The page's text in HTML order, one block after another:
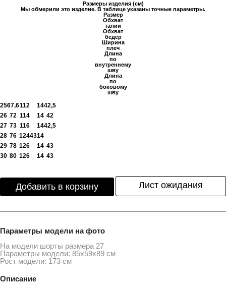
Размеры изделия (см)
Мы обмерили это изделие. В таблице указаны точные параметры.
Размер
Обхват
талии
Обхват
бедер
Ширина
плеч
Длина
по
внутреннему
шву
Длина
по
боковому
шву
2567,6112 1442,5
26 72 114 14 42
27 73 116 1442,5
28 76 1244314
29 78 126 14 43
30 80 126 14 43
Добавить в корзину Лист ожидания
Параметры модели на фото
На модели шорты размера 27
Параметры модели: 85х59х89 см
Рост модели: 173 см
Описание